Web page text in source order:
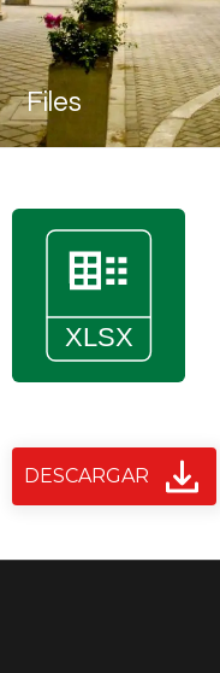
Files
DESCARGAR